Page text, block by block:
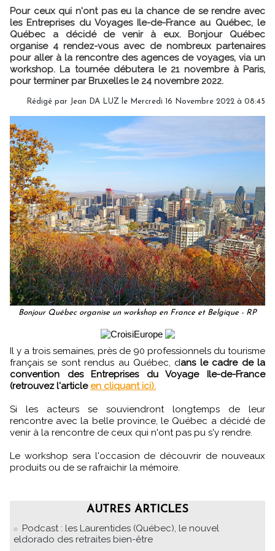
Pour ceux qui n'ont pas eu la chance de se rendre avec
les Entreprises du Voyages Ile-de-France au Québec, le
Québec a décidé de venir à eux. Bonjour Québec
organise 4 rendez-vous avec de nombreux partenaires
pour aller à la rencontre des agences de voyages, via un
workshop. La tournée débutera le 21 novembre à Paris,
pour terminer par Bruxelles le 24 novembre 2022.
Rédigé par Jean DA LUZ le Mercredi 16 Novembre 2022 à 08:45
Bonjour Québec organise un workshop en France et Belgique - RP
Il y a trois semaines, près de 90 professionnels du tourisme
français se sont rendus au Québec, dans le cadre de la
convention des Entreprises du Voyage Ile-de-France
(retrouvez l'article en cliquant ici).
Si les acteurs se souviendront longtemps de leur
rencontre avec la belle province, le Québec a décidé de
venir à la rencontre de ceux qui n'ont pas pu s'y rendre.
Le workshop sera l'occasion de découvrir de nouveaux
produits ou de se rafraichir la mémoire.
AUTRES ARTICLES
Podcast : les Laurentides (Québec), le nouvel
eldorado des retraites bien-être